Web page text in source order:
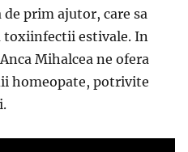
prim ajutor, care sa
toxiinfectii estivale. In
Mihalcea ne ofera
homeopate, potrivite